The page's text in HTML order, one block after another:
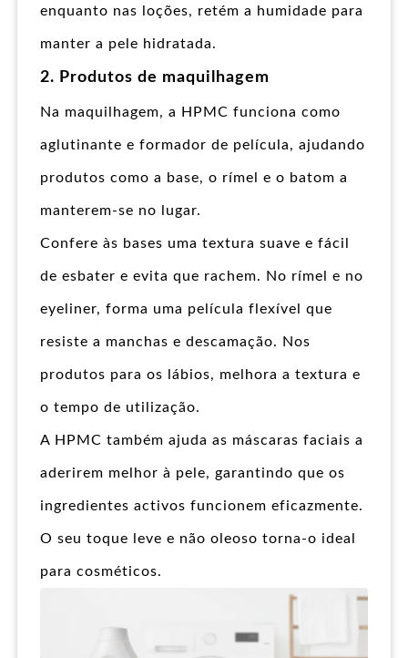
enquanto nas loções, retém a humidade para
manter a pele hidratada.
2. Produtos de maquilhagem
Na maquilhagem, a HPMC funciona como
aglutinante e formador de película, ajudando
produtos como a base, o rímel e o batom a
manterem-se no lugar.
Confere às bases uma textura suave e fácil
de esbater e evita que rachem. No rímel e no
eyeliner, forma uma película flexível que
resiste a manchas e descamação. Nos
produtos para os lábios, melhora a textura e
o tempo de utilização.
A HPMC também ajuda as máscaras faciais a
aderirem melhor à pele, garantindo que os
ingredientes activos funcionem eficazmente.
O seu toque leve e não oleoso torna-o ideal
para cosméticos.